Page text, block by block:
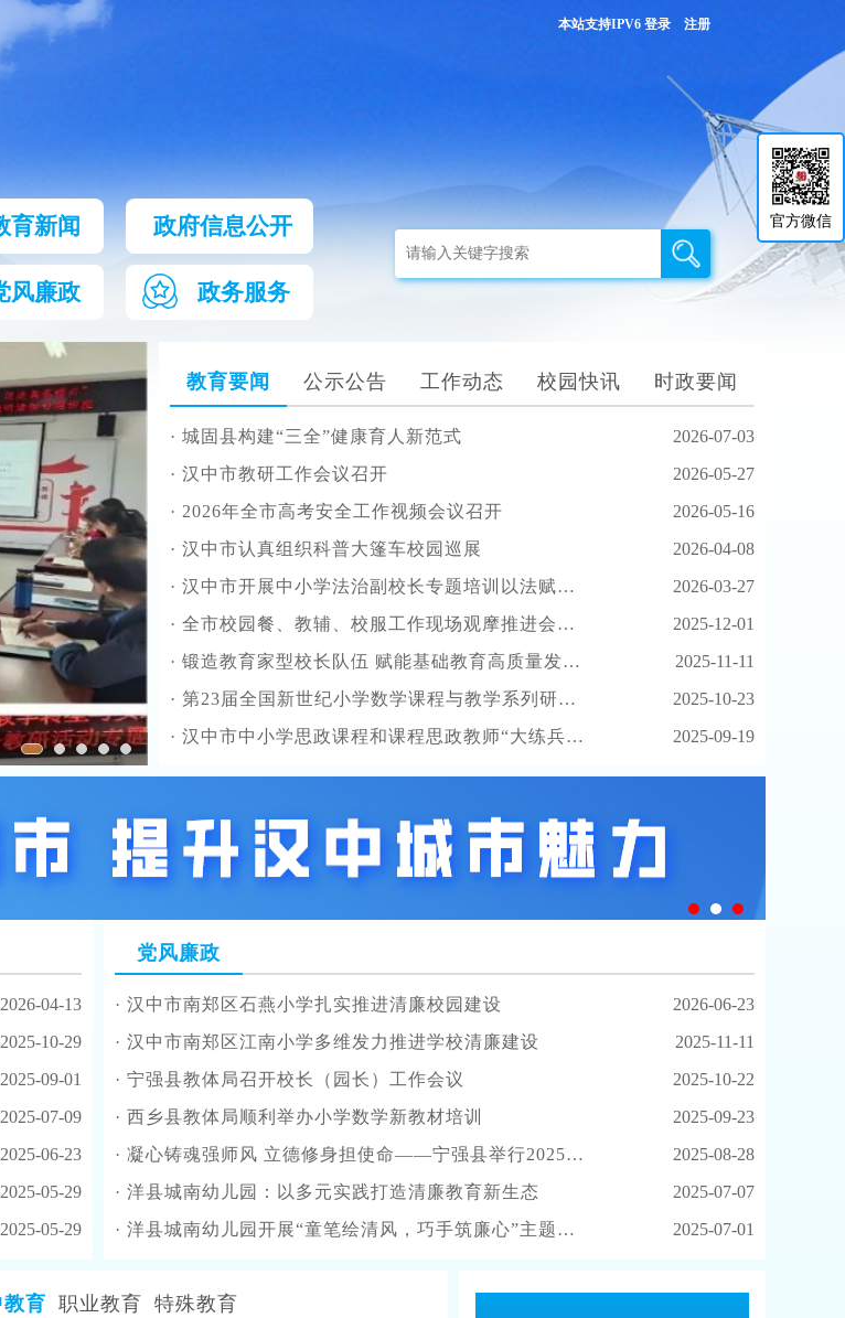
本站支持IPV6 登录 注册
育新闻 政府信息公开
风廉政 政务服务
教育要闻 公示公告 工作动态 校园快讯 时政要闻
· 城固县构建“三全”健康育人新范式
2026-07-03
· 汉中市教研工作会议召开
2026-05-27
· 2026年全市高考安全工作视频会议召开
2026-05-16
· 汉中市认真组织科普大篷车校园巡展
2026-04-08
· 汉中市开展中小学法治副校长专题培训以法赋能筑牢校园安全防线
2026-03-27
· 全市校园餐、教辅、校服工作现场观摩推进会在宁强召开
2025-12-01
· 锻造教育家型校长队伍 赋能基础教育高质量发展——2025年汉中市小学校长任职资格培训项目顺利启动
2025-11-11
· 第23届全国新世纪小学数学课程与教学系列研讨会在汉中举行
2025-10-23
· 汉中市中小学思政课程和课程思政教师“大练兵”展示交流活动在城固县成功举办 2025-09-19
2026-04-13
2025-10-29
2025-09-01
2025-07-09
2025-06-23
2025-05-29
2025-05-29
党风廉政
· 汉中市南郑区石燕小学扎实推进清廉校园建设
2026-06-23
· 汉中市南郑区江南小学多维发力推进学校清廉建设
2025-11-11
· 宁强县教体局召开校长（园长）工作会议
2025-10-22
· 西乡县教体局顺利举办小学数学新教材培训
2025-09-23
· 凝心铸魂强师风 立德修身担使命——宁强县举行2025年暑期教师师德师风全员培训
2025-08-28
· 洋县城南幼儿园：以多元实践打造清廉教育新生态
2025-07-07
· 洋县城南幼儿园开展“童笔绘清风，巧手筑廉心”主题系列活动 2025-07-01
育 职业教育 特殊教育
官方微信